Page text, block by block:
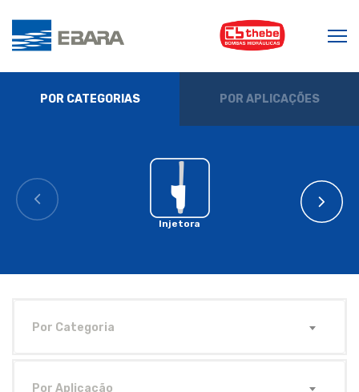
POR CATEGORIAS POR APLICAÇÕES
Injetora
Por Categoria
Por Aplicação